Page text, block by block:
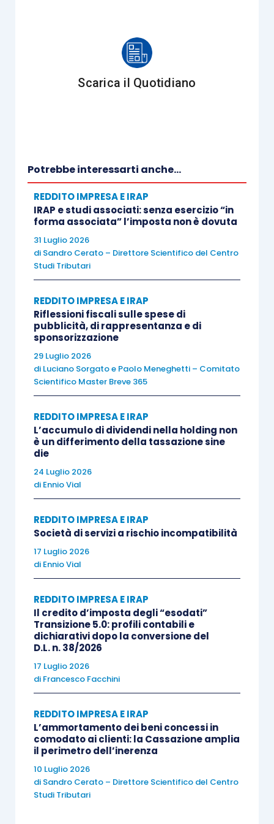
del concedente, il quale a
fronte dell’incasso iscrive un debito nei confronti
dell’utilizzatore. Solamente all’atto del
acconti, se l’immobile è oggetto
dell’attività propria dell’impresa
concedente (bene merce);
unaplusvalenza (o una minusvalenza), al
lordo degli acconti, se l’immobile ceduto è
un bene strumentale o patrimonio di cui
all’articolo 90 del Tuir
Dal punto di vista contabile,
contemporaneamente alla rilevazione del
per la vendita del bene, il concedente dovrà
componenti positivi di reddito.
facoltà di acquisto del bene
in contratto tra le parti, laddove non eserciti tale
diritto le parti possono stabilire nel contratto che
una parte dei canoni incassati in acconto prezzo
sianotrattenuti
debito iscritto per l’importo degli acconti
trattenuta e girocontato asopravvenienza attiva
per la parte trattenuta. Tale componente positivo
concorre alla formazione del reddito d’impresa
Scarica il Quotidiano
Potrebbe interessarti anche...
REDDITO IMPRESA E IRAP
IRAP e studi associati: senza esercizio “in
forma associata” l’imposta non è dovuta
31 Luglio 2026
di Sandro Cerato – Direttore Scientifico del Centro
Studi Tributari
REDDITO IMPRESA E IRAP
Riflessioni fiscali sulle spese di
pubblicità, di rappresentanza e di
sponsorizzazione
29 Luglio 2026
di Luciano Sorgatoe Paolo Meneghetti – Comitato
Scientifico Master Breve 365
REDDITO IMPRESA E IRAP
L’accumulo di dividendi nella holding non
è un differimento della tassazione sine
die
24 Luglio 2026
di Ennio Vial
REDDITO IMPRESA E IRAP
Società di servizi a rischio incompatibilità
17 Luglio 2026
di Ennio Vial
REDDITO IMPRESA E IRAP
Il credito d’imposta degli “esodati”
Transizione 5.0: profili contabili e
dichiarativi dopo la conversione del
D.L. n. 38/2026
17 Luglio 2026
di Francesco Facchini
REDDITO IMPRESA E IRAP
L’ammortamento dei beni concessi in
comodato ai clienti: la Cassazione amplia
il perimetro dell’inerenza
10 Luglio 2026
di Sandro Cerato – Direttore Scientifico del Centro
Studi Tributari